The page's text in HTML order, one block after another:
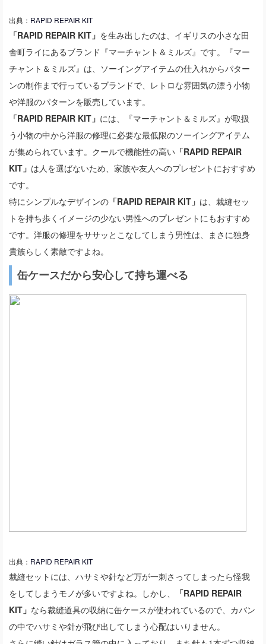
出典： RAPID REPAIR KIT
「RAPID REPAIR KIT」 を生み出したのは、イギリスの小さな田
舎町ライにあるブランド『マーチャント＆ミルズ』です。『マー
チャント＆ミルズ』は、ソーイングアイテムの仕入れからパター
ンの制作まで行っているブランドで、レトロな雰囲気の漂う小物
や洋服のパターンを販売しています。
「RAPID REPAIR KIT」 には、『マーチャント＆ミルズ』が取扱
う小物の中から洋服の修理に必要な最低限のソーイングアイテム
が集められています。クールで機能性の高い 「RAPID REPAIR
KIT」 は人を選ばないため、家族や友人へのプレゼントにおすすめ
です。
特にシンプルなデザインの 「RAPID REPAIR KIT」 は、裁縫セッ
トを持ち歩くイメージの少ない男性へのプレゼントにもおすすめ
です。洋服の修理をササッとこなしてしまう男性は、まさに独身
貴族らしく素敵ですよね。
缶ケースだから安心して持ち運べる
出典： RAPID REPAIR KIT
裁縫セットには、ハサミや針など万が一刺さってしまったら怪我
をしてしまうモノが多いですよね。しかし、
「RAPID REPAIR
KIT」 なら裁縫道具の収納に缶ケースが使われているので、カバン
の中でハサミや針が飛び出してしまう心配はいりません。